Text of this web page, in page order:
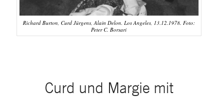
Richard Burton, Curd Jürgens, Alain Delon. Los Angeles, 13.12.1978. Foto:
Peter C. Borsari
Curd und Margie mit